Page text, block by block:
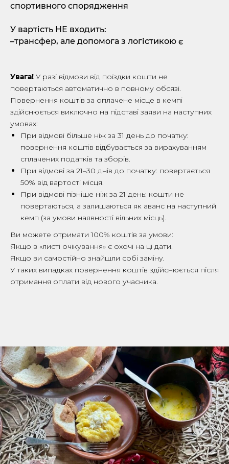
спортивного спорядження
У вартість НЕ входить:
–трансфер, але допомога з логістикою є
Увага! У разі відмови від поїздки кошти не
повертаються автоматично в повному обсязі.
Повернення коштів за оплачене місце в кемпі
здійснюється виключно на підставі заяви на наступних
умовах:
При відмові більше ніж за 31 день до початку:
повернення коштів відбувається за вирахуванням
сплачених податків та зборів.
При відмові за 21–30 днів до початку: повертається
50% від вартості місця.
При відмові пізніше ніж за 21 день: кошти не
повертаються, а залишаються як аванс на наступний
кемп (за умови наявності вільних місць).
Ви можете отримати 100% коштів за умови:
Якщо в «листі очікування» є охочі на ці дати.
Якщо ви самостійно знайшли собі заміну.
У таких випадках повернення коштів здійснюється після
отримання оплати від нового учасника.